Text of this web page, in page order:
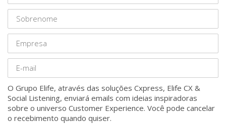
O Grupo Elife, através das soluções Cxpress, Elife CX &
Social Listening, enviará emails com ideias inspiradoras
sobre o universo Customer Experience. Você pode cancelar
o recebimento quando quiser.